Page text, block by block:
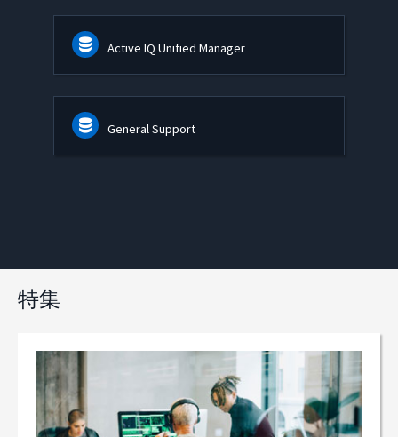
Active IQ Unified Manager
General Support
特集